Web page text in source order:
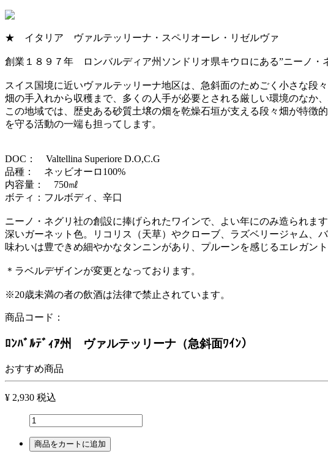
★ イタリア ヴァルテッリーナ・スペリオーレ・リゼルヴァ
創業１８９７年 ロンバルディア州ソンドリオ県キウロにある”ニーノ・
スイス国境に近いヴァルテッリーナ地区は、急斜面のためごく小さな段々
畑の手入れから収穫まで、多くの人手が必要とされる厳しい環境のなか
この地域では、歴史ある砂質土壌の畑を乾燥石垣が支える段々畑が特
を守る活動の一端も担ってします。
DOC： Valtellina Superiore D.O,C.G
品種： ネッビオーロ100%
内容量： 750㎖
ボティ：フルボディ、辛口
ニーノ・ネグリ社の創設に捧げられたワインで、よい年にのみ造られます
深いガーネット色。リコリス（天草）やクローブ、ラズベリージャム、
味わいは豊できめ細やかなタンニンがあり、プルーンを感じるエレガン
＊ラベルデザインが変更となっております。
※20歳未満の者の飲酒は法律で禁止されています。
商品コード：
ﾛﾝﾊﾞﾙﾃﾞｨｱ州 ヴァルテッリーナ（急斜面ﾜｲﾝ）
おすすめ商品
¥ 2,930 税込
商品をカートに追加